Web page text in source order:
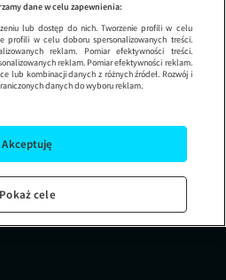
dane w celu zapewnienia:
lub dostęp do nich. Tworzenie profili w celu
profili w celu doboru spersonalizowanych treści.
reklam. Pomiar efektywności treści.
reklam. Pomiar efektywności reklam.
lub kombinacji danych z różnych źródeł. Rozwój i
danych do wyboru reklam.
Akceptuję
Pokaż cele